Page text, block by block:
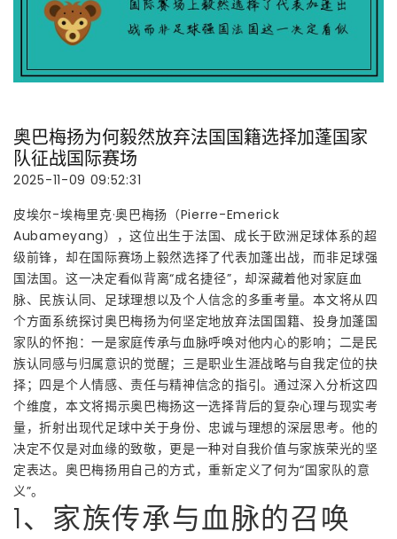
奥巴梅扬为何毅然放弃法国国籍选择加蓬国家
队征战国际赛场
2025-11-09 09:52:31
皮埃尔-埃梅里克·奥巴梅扬（Pierre-Emerick
Aubameyang），这位出生于法国、成长于欧洲足球体系的超
级前锋，却在国际赛场上毅然选择了代表加蓬出战，而非足球强
国法国。这一决定看似背离“成名捷径”，却深藏着他对家庭血
脉、民族认同、足球理想以及个人信念的多重考量。本文将从四
个方面系统探讨奥巴梅扬为何坚定地放弃法国国籍、投身加蓬国
家队的怀抱：一是家庭传承与血脉呼唤对他内心的影响；二是民
族认同感与归属意识的觉醒；三是职业生涯战略与自我定位的抉
择；四是个人情感、责任与精神信念的指引。通过深入分析这四
个维度，本文将揭示奥巴梅扬这一选择背后的复杂心理与现实考
量，折射出现代足球中关于身份、忠诚与理想的深层思考。他的
决定不仅是对血缘的致敬，更是一种对自我价值与家族荣光的坚
定表达。奥巴梅扬用自己的方式，重新定义了何为“国家队的意
义”。
1、家族传承与血脉的召唤